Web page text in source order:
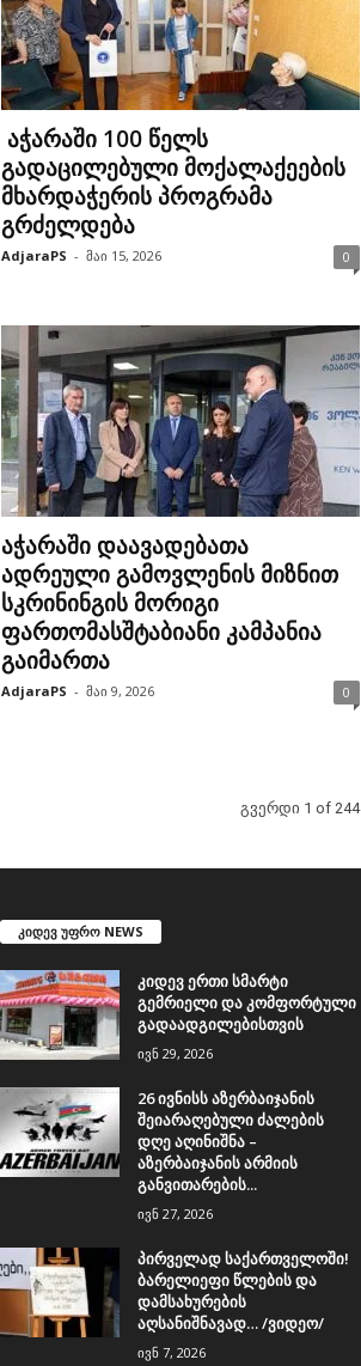
აჭარაში 100 წელს
გადაცილებული მოქალაქეების
მხარდაჭერის პროგრამა
გრძელდება
AdjaraPS - მაი 15, 2026 0
აჭარაში დაავადებათა
ადრეული გამოვლენის მიზნით
სკრინინგის მორიგი
ფართომასშტაბიანი კამპანია
გაიმართა
AdjaraPS - მაი 9, 2026 0
გვერდი 1 of 244
კიდევ უფრო NEWS
კიდევ ერთი სმარტი
გემრიელი და კომფორტული
გადაადგილებისთვის
ივნ 29, 2026
26 ივნისს აზერბაიჯანის
შეიარაღებული ძალების
დღე აღინიშნა –
აზერბაიჯანის არმიის
განვითარების...
ივნ 27, 2026
პირველად საქართველოში!
ბარელიეფი წლების და
დამსახურების
აღსანიშნავად… /ვიდეო/
ივნ 7, 2026